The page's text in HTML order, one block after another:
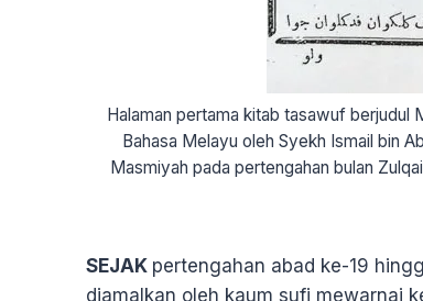
Halaman pertama kitab tasawuf berjudul
Bahasa Melayu oleh Syekh Ismail bin
Masmiyah pada pertengahan bulan
SEJAK pertengahan abad ke-19
diamalkan oleh kaum sufi mewarnai